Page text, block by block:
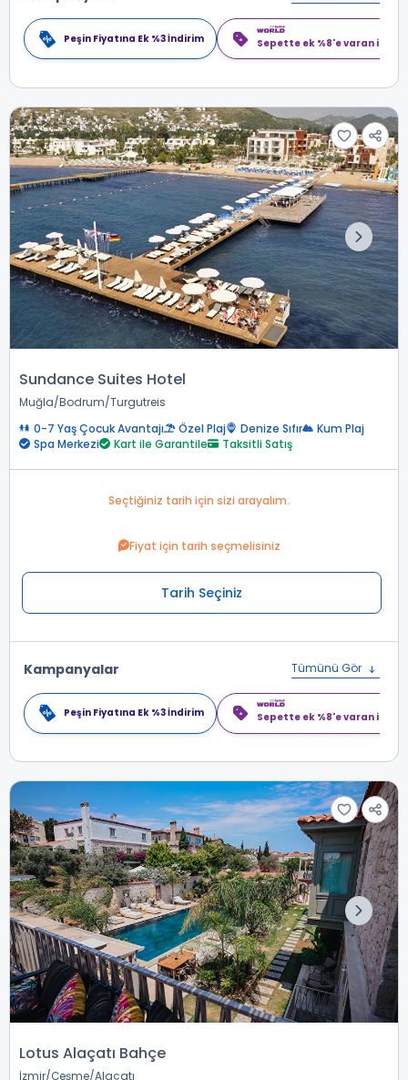
Peşin Fiyatına Ek %3 İndirim Sepette ek %8'e varan
Sundance Suites Hotel
Muğla Bodrum Turgutreis
0-7 Yaş Çocuk Avantajı
Özel Plaj Denize Sıfır
Kum Plaj
Spa Merkezi
Kart ile Garantile Taksitli Satış
Seçtiğiniz tarih için sizi arayalım.
Fiyat için tarih seçmelisiniz
Tarih Seçiniz
Kampanyalar Tümünü Gör
Peşin Fiyatına Ek %3 İndirim Sepette ek %8'e varan
Lotus Alaçatı Bahçe
İzmir Çeşme Alaçatı